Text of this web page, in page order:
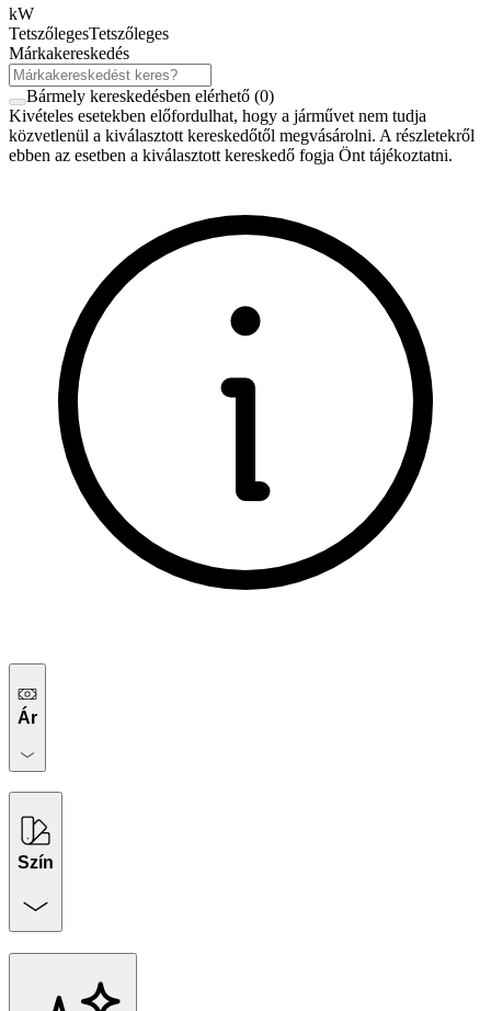
kW
TetszőlegesTetszőleges
Márkakereskedés
Bármely kereskedésben elérhető (0)
Kivételes esetekben előfordulhat, hogy a járművet nem tudja
közvetlenül a kiválasztott kereskedőtől megvásárolni. A részletekről
ebben az esetben a kiválasztott kereskedő fogja Önt tájékoztatni.
Ár
Szín